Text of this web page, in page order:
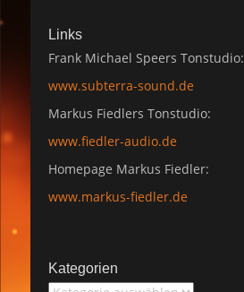
Links
Frank Michael Speers Tonstudio:
www.subterra-sound.de
Markus Fiedlers Tonstudio:
www.fiedler-audio.de
Homepage Markus Fiedler:
www.markus-fiedler.de
Kategorien